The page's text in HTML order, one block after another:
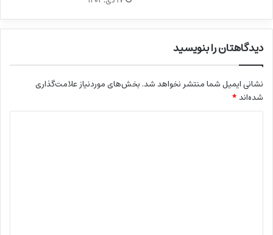
دیدگاهتان را بنویسید
نشانی ایمیل شما منتشر نخواهد شد. بخش‌های موردنیاز علامت‌گذاری
شده‌اند*